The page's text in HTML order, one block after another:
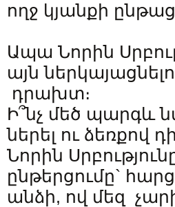
ողջ կյանքի
Ապա Նորին
այն
դրախտ։
Ի՞նչ մեծ պարգև
ներել ու ձեռքով
Նորին
ընթերցումը`
անձի, ով մեզ